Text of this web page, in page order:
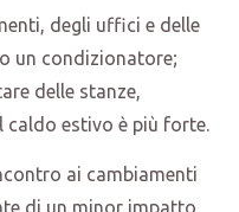
degli uffici e delle
un condizionatore;
delle stanze,
estivo è più forte.
ai cambiamenti
di un minor impatto